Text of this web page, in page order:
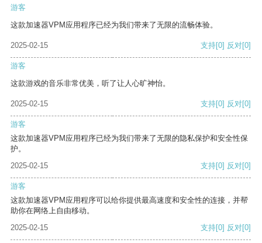
游客
这款加速器VPM应用程序已经为我们带来了无限的流畅体验。
2025-02-15 支持[0] 反对[0]
游客
这款游戏的音乐非常优美，听了让人心旷神怡。
2025-02-15 支持[0] 反对[0]
游客
这款加速器VPM应用程序已经为我们带来了无限的隐私保护和安全性保
护。
2025-02-15
支持[0] 反对[0]
游客
这款加速器VPM应用程序可以给你提供最高速度和安全性的连接，并帮
助你在网络上自由移动。
2025-02-15
支持[0] 反对[0]